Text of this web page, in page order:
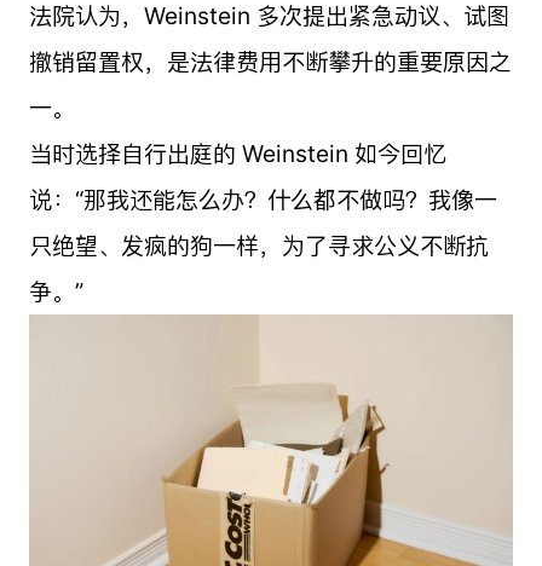
法院认为，Weinstein 多次提出紧急动议、试图
撤销留置权，是法律费用不断攀升的重要原因之
一。
当时选择自行出庭的 Weinstein 如今回忆
说：“那我还能怎么办？什么都不做吗？我像一
只绝望、发疯的狗一样，为了寻求公义不断抗
争。”